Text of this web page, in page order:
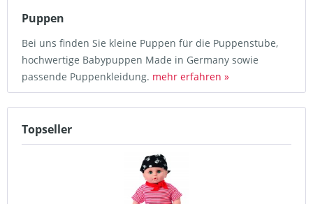
Puppen
Bei uns finden Sie kleine Puppen für die Puppenstube,
hochwertige Babypuppen Made in Germany sowie
passende Puppenkleidung. mehr erfahren »
Topseller